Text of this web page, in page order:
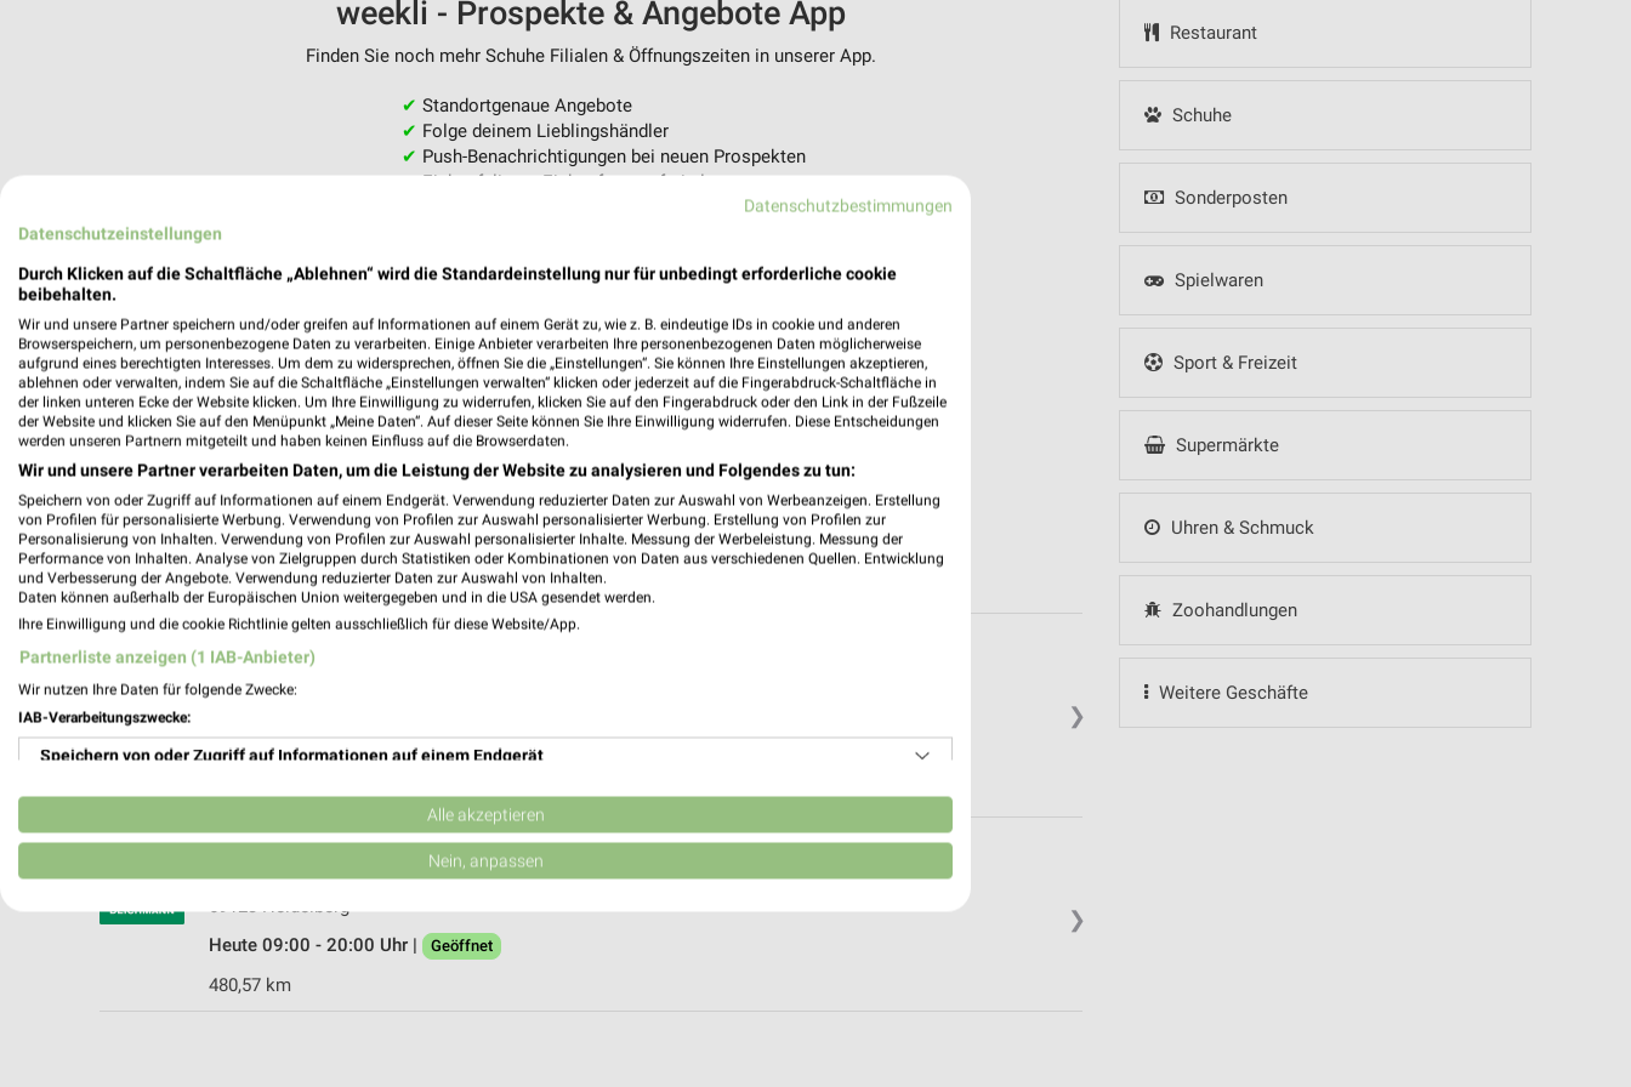
Restaurant
Schuhe
Sonderposten
Spielwaren
Sport & Freizeit
Supermärkte
Uhren & Schmuck
Zoohandlungen
Weitere Geschäfte
weekli - Prospekte & Angebote App
Finden Sie noch mehr Schuhe Filialen & Öffnungszeiten in unserer App.
✔ Standortgenaue Angebote
✔ Folge deinem Lieblingshändler
✔ Push-Benachrichtigungen bei neuen Prospekten
✔Einkaufsliste - Einkauf stressfrei planen
❯
DEICHMANN Hockenheim
68766 Hockenheim
Heute 09:00 - 20:00 Uhr | Geöffnet
❯
Eppelheimer Straße 78
69123 Heidelberg
Heute 09:00 - 20:00 Uhr |
Geöffnet
480,57 km
Datenschutzbestimmungen
Datenschutzeinstellungen
Durch Klicken auf die Schaltfläche „Ablehnen“ wird die Standardeinstellung nur für unbedingt erforderliche cookie
beibehalten.
Wir und unsere Partner speichern und/oder greifen auf Informationen auf einem Gerät zu, wie z. B. eindeutige IDs in cookie und anderen
Browserspeichern, um personenbezogene Daten zu verarbeiten. Einige Anbieter verarbeiten Ihre personenbezogenen Daten möglicherweise
aufgrund eines berechtigten Interesses. Um dem zu widersprechen, öffnen Sie die „Einstellungen“. Sie können Ihre Einstellungen akzeptieren,
ablehnen oder verwalten, indem Sie auf die Schaltfläche „Einstellungen verwalten“ klicken oder jederzeit auf die Fingerabdruck-Schaltfläche in
der linken unteren Ecke der Website klicken. Um Ihre Einwilligung zu widerrufen, klicken Sie auf den Fingerabdruck oder den Link in der Fußzeile
der Website und klicken Sie auf den Menüpunkt „Meine Daten“. Auf dieser Seite können Sie Ihre Einwilligung widerrufen. Diese Entscheidungen
werden unseren Partnern mitgeteilt und haben keinen Einfluss auf die Browserdaten.
Wir und unsere Partner verarbeiten Daten, um die Leistung der Website zu analysieren und Folgendes zu tun:
Speichern von oder Zugriff auf Informationen auf einem Endgerät. Verwendung reduzierter Daten zur Auswahl von Werbeanzeigen. Erstellung
von Profilen für personalisierte Werbung. Verwendung von Profilen zur Auswahl personalisierter Werbung. Erstellung von Profilen zur
Personalisierung von Inhalten. Verwendung von Profilen zur Auswahl personalisierter Inhalte. Messung der Werbeleistung. Messung der
Performance von Inhalten. Analyse von Zielgruppen durch Statistiken oder Kombinationen von Daten aus verschiedenen Quellen. Entwicklung
und Verbesserung der Angebote. Verwendung reduzierter Daten zur Auswahl von Inhalten.
Daten können außerhalb der Europäischen Union weitergegeben und in die USA gesendet werden.
Ihre Einwilligung und die cookie Richtlinie gelten ausschließlich für diese Website/App.
Partnerliste anzeigen (1 IAB-Anbieter)
Wir nutzen Ihre Daten für folgende Zwecke:
IAB-Verarbeitungszwecke:
Speichern von oder Zugriff auf Informationen auf einem Endgerät
Verwendung reduzierter Daten zur Auswahl von Werbeanzeigen
Erstellung von Profilen für personalisierte Werbung
Erstellung von Profilen zur Personalisierung von Inhalten
Alle akzeptieren
Nein, anpassen